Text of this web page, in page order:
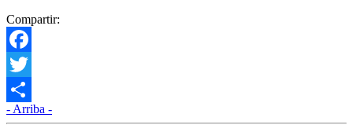
Compartir:
Facebook
Twitter
Compartir
- Arriba -